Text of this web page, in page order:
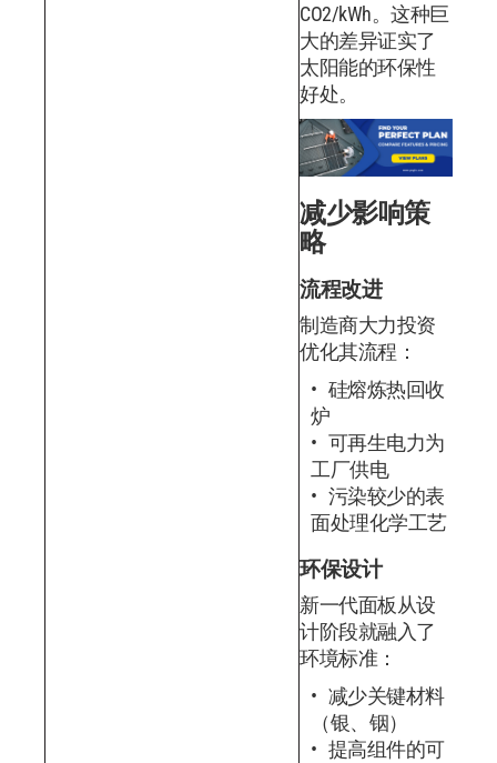
CO2/kWh。这种巨
大的差异证实了
太阳能的环保性
好处。
减少影响策
略
流程改进
制造商大力投资
优化其流程：
硅熔炼热回收
炉
可再生电力为
工厂供电
污染较少的表
面处理化学工艺
环保设计
新一代面板从设
计阶段就融入了
环境标准：
减少关键材料
（银、铟）
提高组件的可